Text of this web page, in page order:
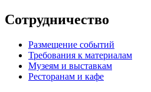
Сотрудничество
Размещение событий
Требования к материалам
Музеям и выставкам
Ресторанам и кафе